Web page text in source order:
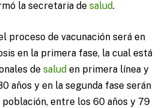
la secretaria de salud.
proceso de vacunación será en
en la primera fase, la cual está
de salud en primera línea y
años y en la segunda fase serán
población, entre los 60 años y 79